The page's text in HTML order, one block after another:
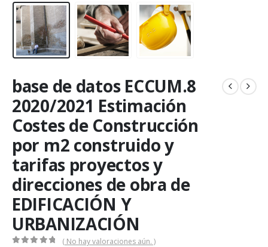
base de datos ECCUM.8
2020/2021 Estimación
Costes de Construcción
por m2 construido y
tarifas proyectos y
direcciones de obra de
EDIFICACIÓN Y
URBANIZACIÓN
( No hay valoraciones aún. )